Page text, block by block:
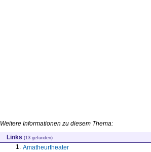
Weitere Informationen zu diesem Thema:
Links (13 gefunden)
1. Amatheurtheater